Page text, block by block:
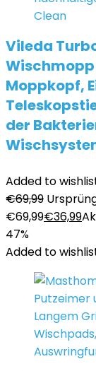
Vileda
Moppkopf,
der
Added to
€69,99
€69,99€36,99
47%
Added to